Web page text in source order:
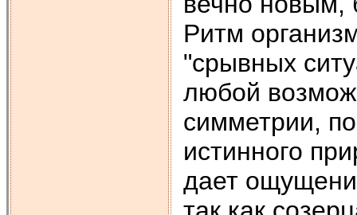
Ритм
"срывных
любой
симметрии,
истинного
дает